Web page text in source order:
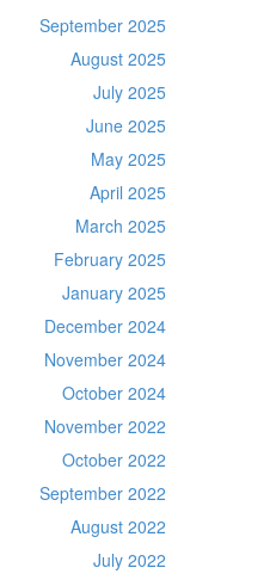
September 2025
August 2025
July 2025
June 2025
May 2025
April 2025
March 2025
February 2025
January 2025
December 2024
November 2024
October 2024
November 2022
October 2022
September 2022
August 2022
July 2022